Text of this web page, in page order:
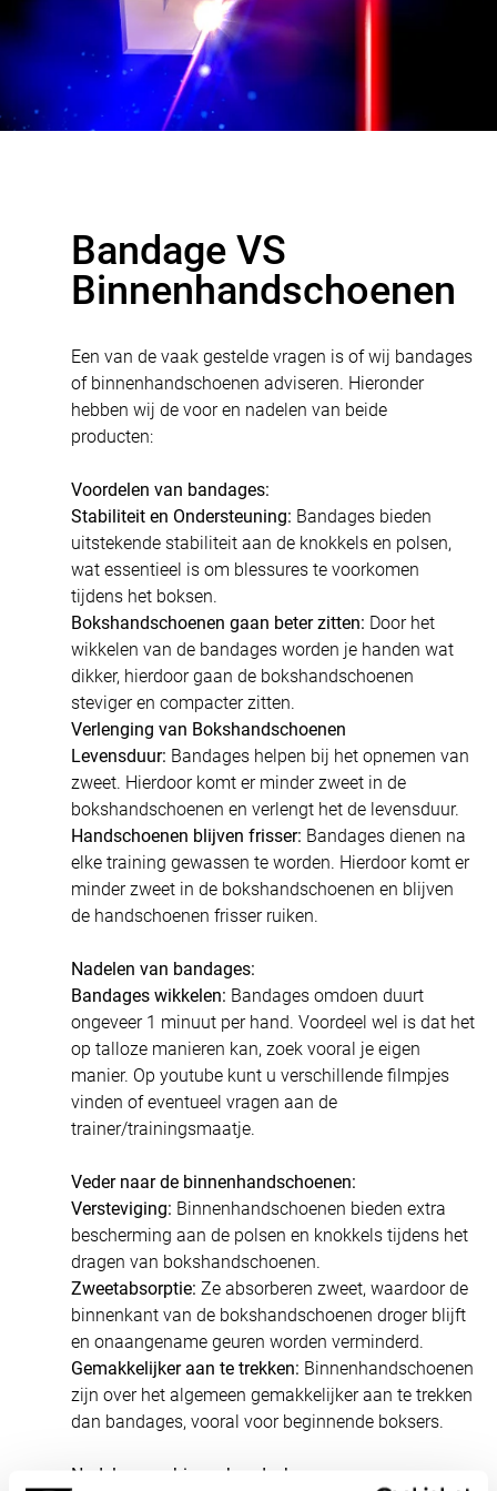
Bandage VS
Binnenhandschoenen
Een van de vaak gestelde vragen is of wij bandages
of binnenhandschoenen adviseren. Hieronder
hebben wij de voor en nadelen van beide
producten:
Voordelen van bandages:
Stabiliteit en Ondersteuning: Bandages bieden
uitstekende stabiliteit aan de knokkels en polsen,
wat essentieel is om blessures te voorkomen
tijdens het boksen.
Bokshandschoenen gaan beter zitten: Door het
wikkelen van de bandages worden je handen wat
dikker, hierdoor gaan de bokshandschoenen
steviger en compacter zitten.
Verlenging van Bokshandschoenen
Levensduur: Bandages helpen bij het opnemen van
zweet. Hierdoor komt er minder zweet in de
bokshandschoenen en verlengt het de levensduur.
Handschoenen blijven frisser: Bandages dienen na
elke training gewassen te worden. Hierdoor komt er
minder zweet in de bokshandschoenen en blijven
de handschoenen frisser ruiken.
Nadelen van bandages:
Bandages wikkelen: Bandages omdoen duurt
ongeveer 1 minuut per hand. Voordeel wel is dat het
op talloze manieren kan, zoek vooral je eigen
manier. Op youtube kunt u verschillende filmpjes
vinden of eventueel vragen aan de
trainer/trainingsmaatje.
Veder naar de binnenhandschoenen:
Versteviging: Binnenhandschoenen bieden extra
bescherming aan de polsen en knokkels tijdens het
dragen van bokshandschoenen.
Zweetabsorptie: Ze absorberen zweet, waardoor de
binnenkant van de bokshandschoenen droger blijft
en onaangename geuren worden verminderd.
Gemakkelijker aan te trekken: Binnenhandschoenen
zijn over het algemeen gemakkelijker aan te trekken
dan bandages, vooral voor beginnende boksers.
Nadelen van binnenhandschoenen: